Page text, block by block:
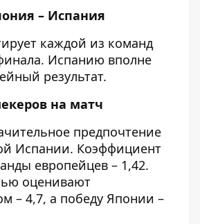
– Испания
каждой из команд
Испанию вполне
результат.
на матч
предпочтение
Испании. Коэффициент
европейцев – 1,42.
оценивают
– 4,7, а победу Японии –